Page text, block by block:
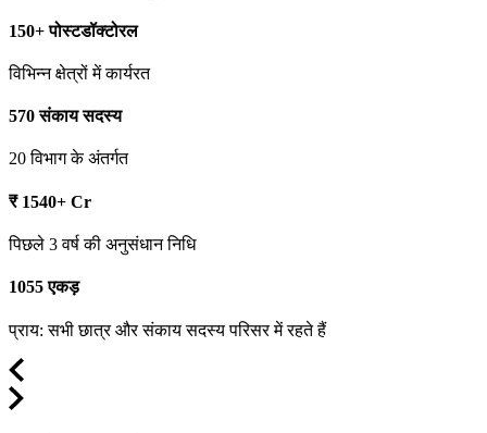
150+ पोस्टडॉक्टोरल
विभिन्न क्षेत्रों में कार्यरत
570 संकाय सदस्य
20 विभाग के अंतर्गत
₹ 1540+ Cr
पिछले 3 वर्ष की अनुसंधान निधि
1055 एकड़
प्राय: सभी छात्र और संकाय सदस्य परिसर में रहते हैं